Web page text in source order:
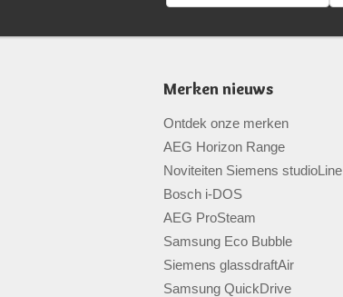
Merken nieuws
Ontdek onze merken
AEG Horizon Range
Noviteiten Siemens studioLine
Bosch i-DOS
AEG ProSteam
Samsung Eco Bubble
Siemens glassdraftAir
Samsung QuickDrive